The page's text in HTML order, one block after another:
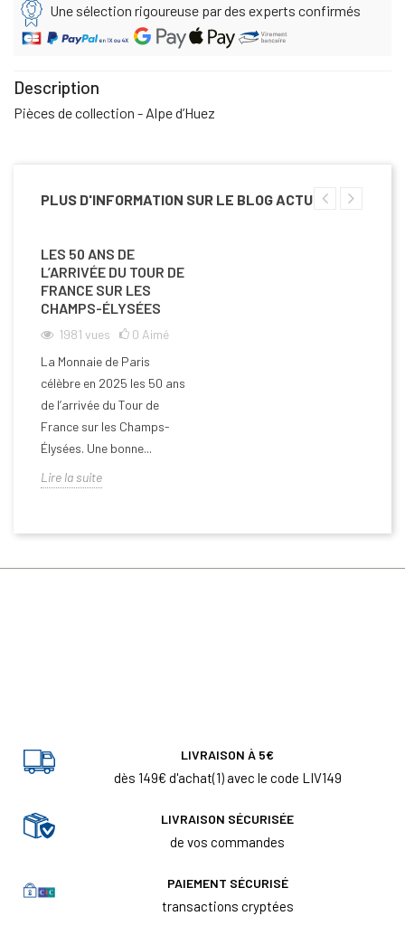
Une sélection rigoureuse par des experts confirmés
Description
Pièces de collection - Alpe d’Huez
PLUS D'INFORMATION SUR LE BLOG ACTU
LES 50 ANS DE
L’ARRIVÉE DU TOUR DE
FRANCE SUR LES
CHAMPS-ÉLYSÉES
1981 vues 0 Aimé
La Monnaie de Paris
célèbre en 2025 les 50 ans
de l’arrivée du Tour de
France sur les Champs-
Élysées. Une bonne...
Lire la suite
LIVRAISON À 5€
dès 149€ d'achat(1) avec le code LIV149
LIVRAISON SÉCURISÉE
de vos commandes
PAIEMENT SÉCURISÉ
transactions cryptées